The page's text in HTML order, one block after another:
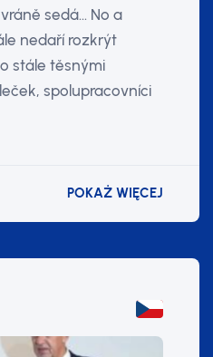
sedá... No a
nedaří rozkrýt
stále těsnými
spolupracovníci
POKAŻ WIĘCEJ